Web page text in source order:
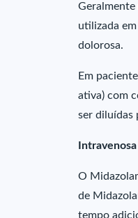
Geralmente
utilizada
dolorosa.
Em
ativa) com
ser diluídas
Intravenosa
O
de
tempo